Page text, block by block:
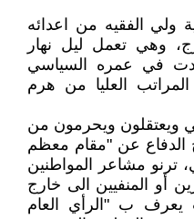
ولي الفقيه من اعدائه
وهي تعمل ليل نهار
في عمره السياسي
47 عاماً في المراتب العليا من هرم
ويعتقلون ويحرمون من
الدفاع عن "مقام معظم
ترنو مشاعر المواطنين
أو المنفيين الى خارج
يعرف ب "الرأي العام